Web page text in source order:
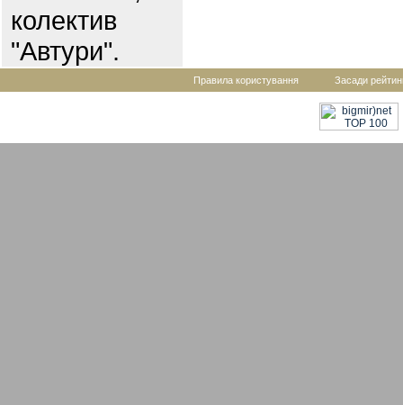
колектив
"Автури".
Правила користування Засади